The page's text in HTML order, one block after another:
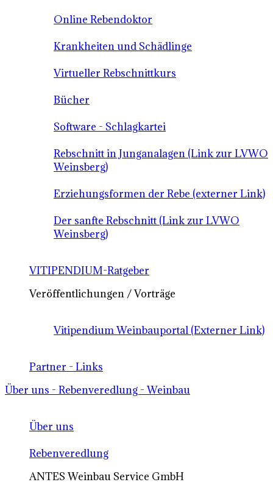
Online Rebendoktor
Krankheiten und Schädlinge
Virtueller Rebschnittkurs
Bücher
Software - Schlagkartei
Rebschnitt in Junganalagen (Link zur LVWO
Weinsberg)
Erziehungsformen der Rebe (externer Link)
Der sanfte Rebschnitt (Link zur LVWO
Weinsberg)
VITIPENDIUM-Ratgeber
Veröffentlichungen / Vorträge
Vitipendium Weinbauportal (Externer Link)
Partner - Links
Über uns - Rebenveredlung - Weinbau
Über uns
Rebenveredlung
ANTES Weinbau Service GmbH